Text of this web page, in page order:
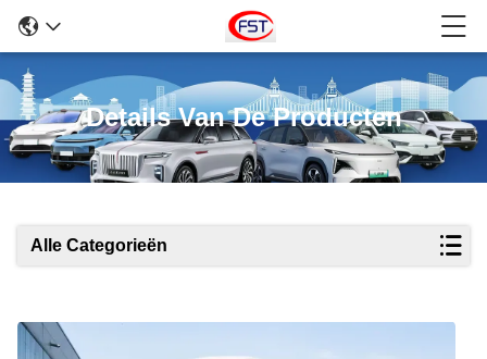
Details Van De Producten
Alle Categorieën